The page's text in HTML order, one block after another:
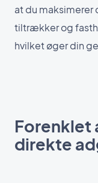
at du
tiltrækker og
hvilket øger din
Forenklet
direkte